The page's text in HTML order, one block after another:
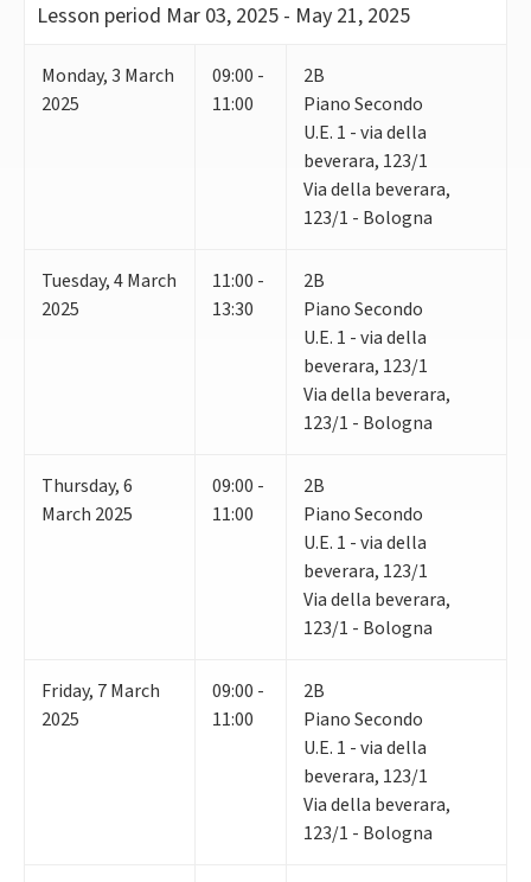
Lesson period Mar 03, 2025 - May 21, 2025
Monday,3 March
2025
09:00 -
11:00
2B
Piano Secondo
U.E. 1 - via della
beverara, 123/1
Via della beverara,
123/1 - Bologna
Tuesday,4March
2025
11:00 -
13:30
2B
Piano Secondo
U.E. 1 - via della
beverara, 123/1
Via della beverara,
123/1 - Bologna
Thursday,6
March 2025
09:00 -
11:00
2B
Piano Secondo
U.E. 1 - via della
beverara, 123/1
Via della beverara,
123/1 - Bologna
Friday, 7March
2025
09:00 -
11:00
2B
Piano Secondo
U.E. 1 - via della
beverara, 123/1
Via della beverara,
123/1 - Bologna